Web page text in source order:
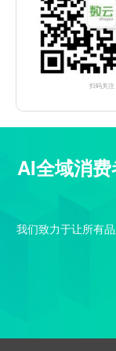
扫码关注
AI全域消
我们致力于让所有